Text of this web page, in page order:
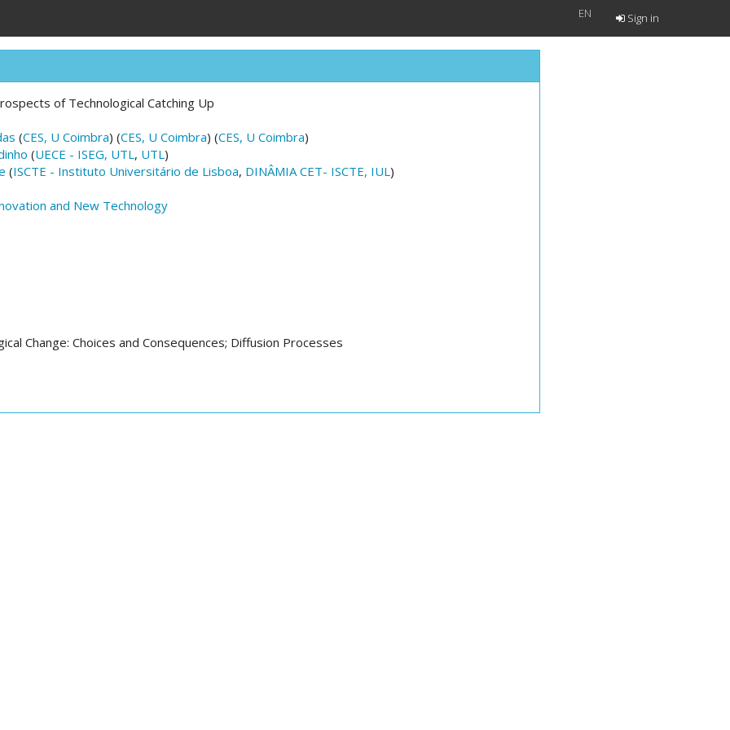
EN Sign in
of Technological Catching Up
(CES, U Coimbra) (CES, U Coimbra) (CES, U Coimbra)
(UECE - ISEG, UTL, UTL)
(ISCTE - Instituto Universitário de Lisboa, DINÂMIA CET- ISCTE, IUL)
and New Technology
Change: Choices and Consequences; Diffusion Processes